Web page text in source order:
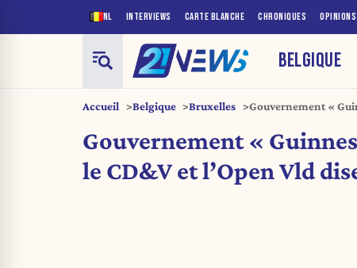
NL INTERVIEWS CARTE BLANCHE CHRONIQUES OPINIONS
BELGIQUE
Accueil Belgique Bruxelles
Gouvernement «
Gouvernement «
le CD&V et l’Open Vld